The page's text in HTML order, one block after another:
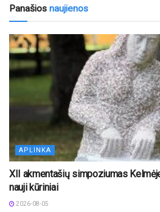
Panašios naujienos
APLINKA
XII akmentašių simpoziumas
nauji kūriniai
2026-08-05